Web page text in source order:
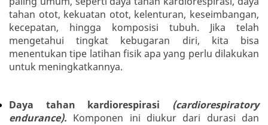
tahan otot, kekuatan otot, kelenturan, keseimbangan,
kecepatan, hingga komposisi tubuh. Jika telah
mengetahui tingkat kebugaran diri, kita bisa
menentukan tipe latihan fisik apa yang perlu dilakukan
untuk meningkatkannya.
Daya tahan kardiorespirasi (cardiorespiratory
endurance). Komponen ini diukur dari durasi dan